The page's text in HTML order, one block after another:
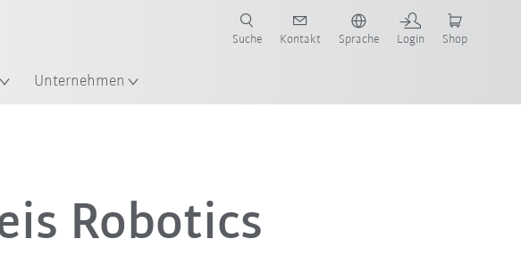
Unternehmen
Suche Kontakt Sprache Login Shop
Robotics